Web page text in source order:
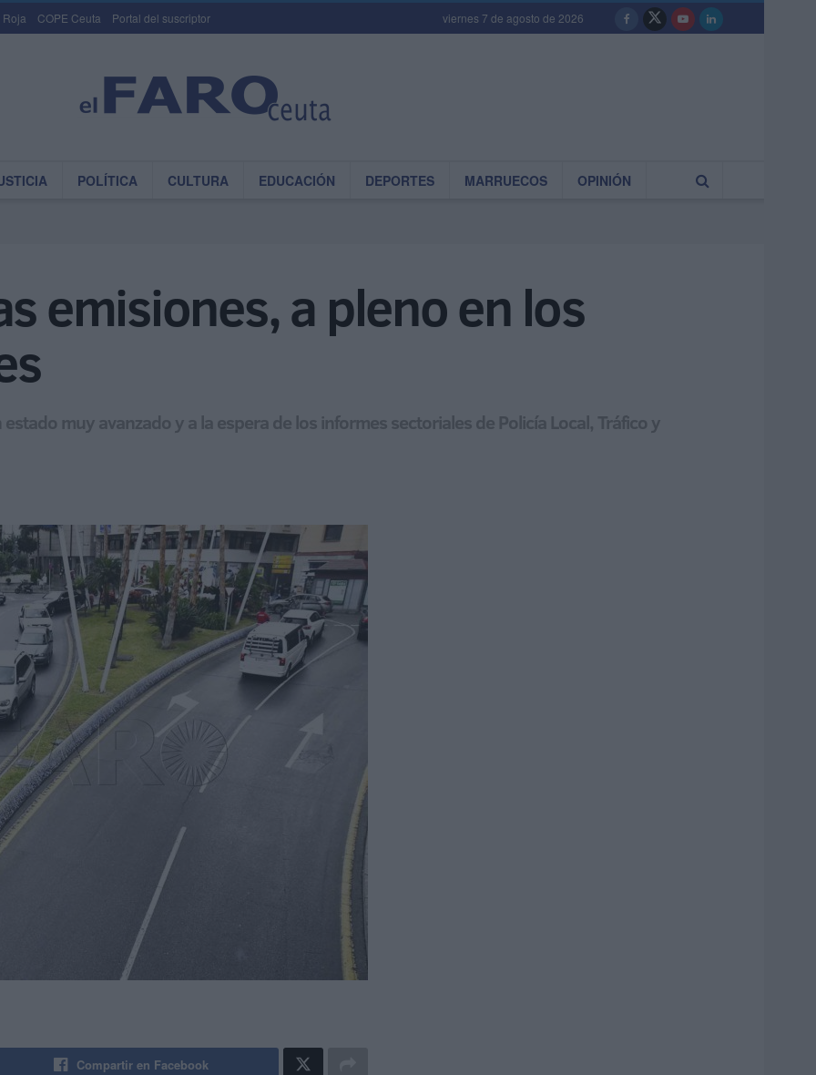
Roja COPE Ceuta Portal del suscriptor viernes 7 de agosto de 2026
POLÍTICA CULTURA EDUCACIÓN DEPORTES MARRUECOS OPINIÓN
emisiones, a pleno en los
muy avanzado y a la espera de los informes sectoriales de Policía Local, Tráfico y
Compartir en Facebook